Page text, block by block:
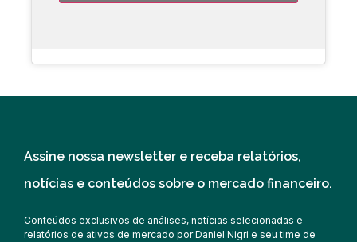
Assine nossa newsletter e receba relatórios,
notícias e conteúdos sobre o mercado financeiro.
Conteúdos exclusivos de análises, notícias selecionadas e
relatórios de ativos de mercado por Daniel Nigri e seu time de